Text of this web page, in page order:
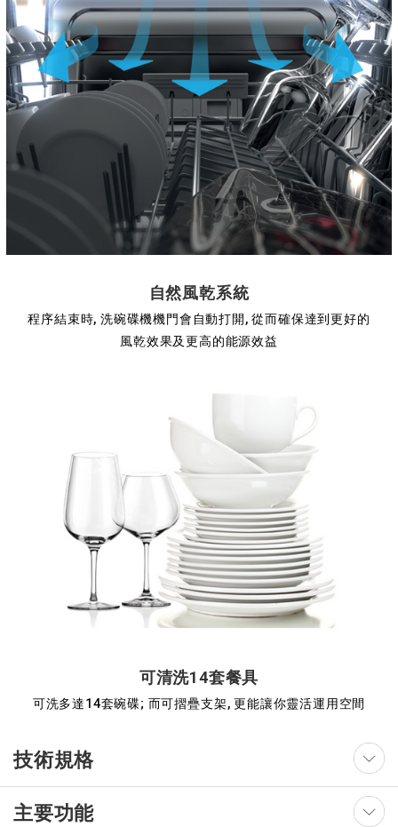
自然風乾系統
程序結束時, 洗碗碟機機門會自動打開, 從而確保達到更好的
風乾效果及更高的能源效益
可清洗14套餐具
可洗多達14套碗碟; 而可摺疊支架, 更能讓你靈活運用空間
技術規格
主要功能